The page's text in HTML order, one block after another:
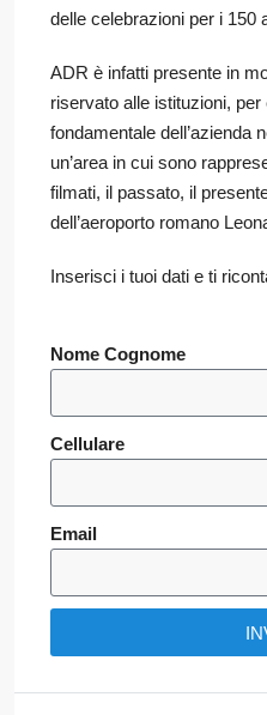
delle celebrazioni per i 150
ADR è infatti presente in
riservato alle istituzioni,
fondamentale dell’azienda
un’area in cui sono
filmati, il passato, il
dell’aeroporto romano
Inserisci i tuoi dati e ti
Nome Cognome
Cellulare
Email